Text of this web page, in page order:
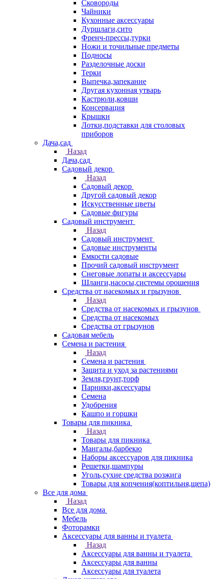
Сковороды
Чайники
Кухонные аксессуары
Дуршлаги,сито
Френч-прессы,турки
Ножи и точильные предметы
Подносы
Разделочные доски
Терки
Выпечка,запекание
Другая кухонная утварь
Кастрюли,ковши
Консервация
Крышки
Лотки,подставки для столовых
приборов
Дача,сад
Назад
Дача,сад
Садовый декор
Назад
Садовый декор
Другой садовый декор
Искусственные цветы
Садовые фигуры
Садовый инструмент
Назад
Садовый инструмент
Садовые инструменты
Емкости садовые
Прочий садовый инструмент
Снеговые лопаты и аксессуары
Шланги,насосы,системы орошения
Средства от насекомых и грызунов
Назад
Средства от насекомых и грызунов
Средства от насекомых
Средства от грызунов
Садовая мебель
Семена и растения
Назад
Семена и растения
Защита и уход за растениями
Земля,грунт,торф
Парники,аксессуары
Семена
Удобрения
Кашпо и горшки
Товары для пикника
Назад
Товары для пикника
Мангалы,барбекю
Наборы аксессуаров для пикника
Решетки,шампуры
Уголь,сухие средства розжига
Товары для копчения(коптильня,щепа)
Все для дома
Назад
Все для дома
Мебель
Фоторамки
Аксессуары для ванны и туалета
Назад
Аксессуары для ванны и туалета
Аксессуары для ванны
Аксессуары для туалета